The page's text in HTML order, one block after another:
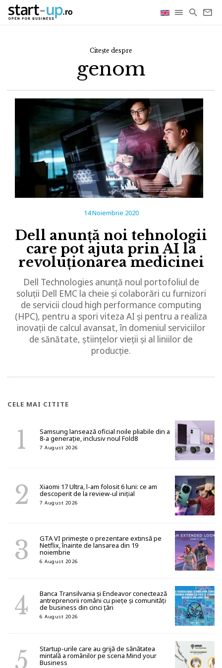
Citește despre
genom
14 Noiembrie 2020
Dell anunță noi tehnologii
care pot ajuta prin AI la
revoluționarea medicinei
Dell Technologies anunță noul portofoliul de
soluții Dell EMC la cheie și colaborări cu furnizori
de servicii cloud high performance computing
(HPC), pentru a spori viteza AI și pentru a realiza
inovații de calcul avansat, în domeniul serviciilor
de sănătate, științelor vieții și al liniilor de
producție.
CELE MAI CITITE
Samsung lansează oficial noile pliabile din a
8-a generație, inclusiv noul Fold8
7 August 2026
Xiaomi 17 Ultra, l-am folosit 6 luni: ce am
descoperit de la review-ul inițial
7 August 2026
GTA VI primește o prezentare extinsă pe
Netflix, înainte de lansarea din 19
noiembrie
6 August 2026
Banca Transilvania și Endeavor conectează
antreprenorii români cu piețe și comunități
de business din cinci țări
6 August 2026
Startup-urile care au grijă de sănătatea
mintală a românilor pe scena Mind your
Business